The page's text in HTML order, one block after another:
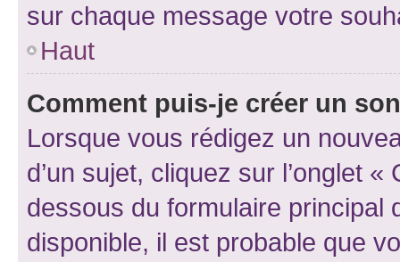
sur chaque message votre
Haut
Comment puis-je créer un
Lorsque vous rédigez un
d’un sujet, cliquez sur l’onglet
dessous du formulaire principal
disponible, il est probable que